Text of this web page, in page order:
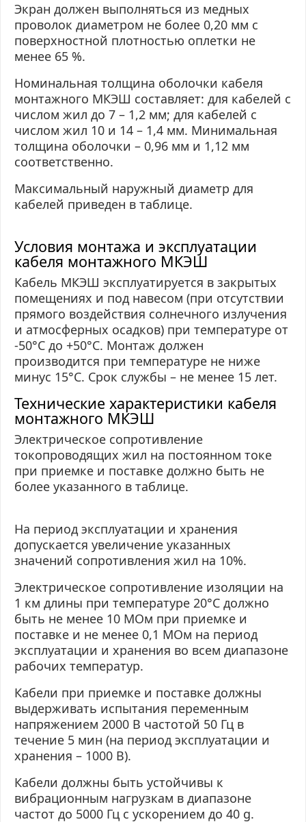
Экран должен выполняться из медных
проволок диаметром не более 0,20 мм с
поверхностной плотностью оплетки не
менее 65 %.
Номинальная толщина оболочки кабеля
монтажного МКЭШ составляет: для кабелей с
числом жил до 7 – 1,2 мм; для кабелей с
числом жил 10 и 14 – 1,4 мм. Минимальная
толщина оболочки – 0,96 мм и 1,12 мм
соответственно.
Максимальный наружный диаметр для
кабелей приведен в таблице.
Условия монтажа и эксплуатации
кабеля монтажного МКЭШ
Кабель МКЭШ эксплуатируется в закрытых
помещениях и под навесом (при отсутствии
прямого воздействия солнечного излучения
и атмосферных осадков) при температуре от
-50°С до +50°С. Монтаж должен
производится при температуре не ниже
минус 15°С. Срок службы – не менее 15 лет.
Технические характеристики кабеля
монтажного МКЭШ
Электрическое сопротивление
токопроводящих жил на постоянном токе
при приемке и поставке должно быть не
более указанного в таблице.
На период эксплуатации и хранения
допускается увеличение указанных
значений сопротивления жил на 10%.
Электрическое сопротивление изоляции на
1 км длины при температуре 20°С должно
быть не менее 10 МОм при приемке и
поставке и не менее 0,1 МОм на период
эксплуатации и хранения во всем диапазоне
рабочих температур.
Кабели при приемке и поставке должны
выдерживать испытания переменным
напряжением 2000 В частотой 50 Гц в
течение 5 мин (на период эксплуатации и
хранения – 1000 В).
Кабели должны быть устойчивы к
вибрационным нагрузкам в диапазоне
частот до 5000 Гц с ускорением до 40 g.